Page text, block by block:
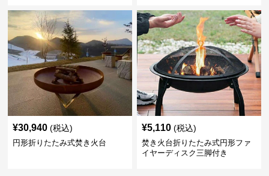
¥30,940 (税込)
円形折りたたみ式焚き火台
¥5,110 (税込)
焚き火台折りたたみ式円形ファ
イヤーディスク三脚付き